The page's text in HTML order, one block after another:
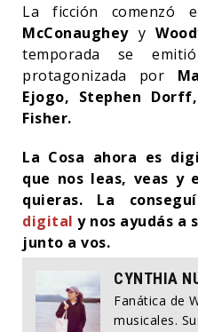
La ficción comenzó
McConaugheyy
temporada se
protagonizada por
Ejogo, Stephen
Fisher.
La Cosa ahora es
que nos leas, veas y
quieras. La
digital y nos ayudás a
junto a vos.
CYNTHIA
Fanática de
musicales.